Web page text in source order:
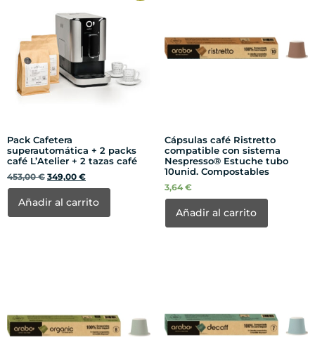
Pack Cafetera
superautomática + 2 packs
café L’Atelier + 2 tazas café
453,00€ 349,00 €
Añadir al carrito
Cápsulas café Ristretto
compatible con sistema
Nespresso® Estuche tubo
10unid. Compostables
3,64€
Añadir al carrito